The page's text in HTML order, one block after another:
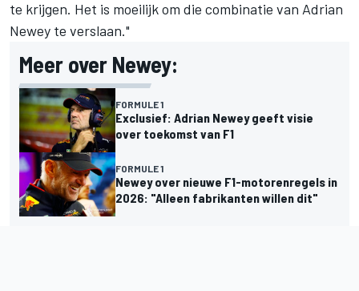
te krijgen. Het is moeilijk om die combinatie van Adrian
Newey te verslaan."
Meer over Newey:
FORMULE 1
Exclusief: Adrian Newey geeft visie
over toekomst van F1
FORMULE 1
Newey over nieuwe F1-motorenregels in
2026: "Alleen fabrikanten willen dit"